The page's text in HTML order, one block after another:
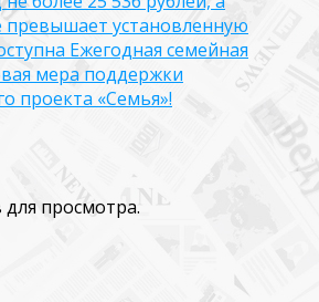
установленную
Ежегодная семейная
мера поддержки
проекта «Семья»!
просмотра.